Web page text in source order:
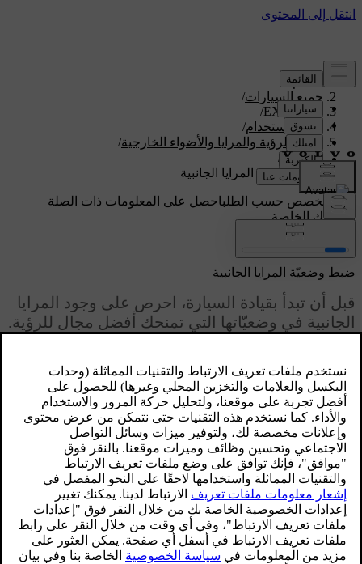
الدعم/
جميع السيارات/
EX30 2026
/
دليل الاستخدام/
مجال الرؤية والمرايا والأضواء الخارجية/
المرايا /
ضبط وضعيّة المرايا الجانبية
دعم مخصص حسب الطلباحصل على المعلومات ذات الصلة
بسيارتك الخاصة.
تسجيل الدخول
ضبط وضعيّة المرايا الجانبية
قبل أن تبدأ بقيادة السيارة، احرص على وجود المرايا
الجانبية في وضعيّاتها التي تمنحك أفضل مجال للرؤية.
اضغط على رمز السيارة
في الشريط السفلي.
انتقل إلىالمرايا والماسحات→ضبط المرايا الجانبية.
اضغط علىضبط.
يتم عندئذٍ عرض إعدادات الضبط.
حدّد المرآة الجانبية التي تريد ضبط وضعيّتها.
استخدم الأزرار في عجلة القيادة لضبط المرآة المعنية.